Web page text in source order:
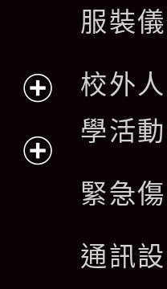
單
選
單
開
服裝
校外
學活
緊急
通訊